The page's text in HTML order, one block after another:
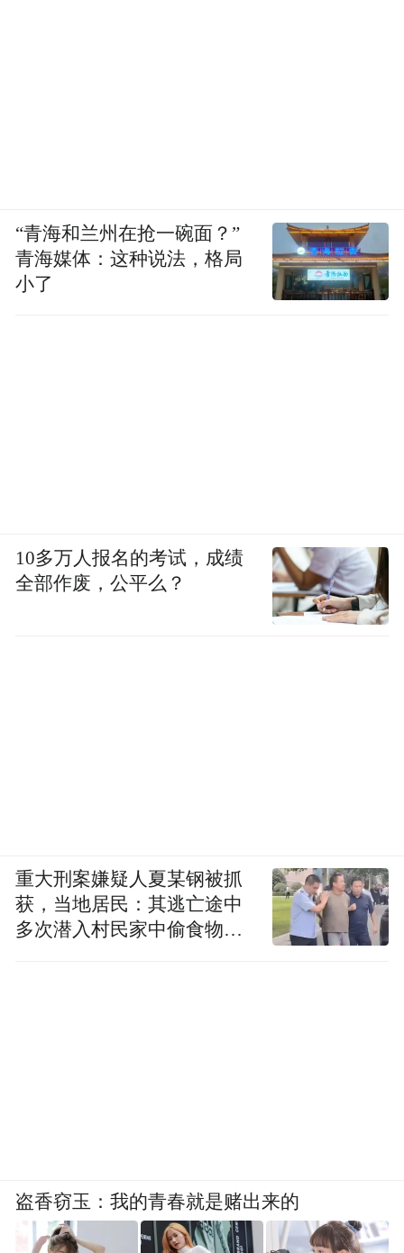
“青海和兰州在抢一碗面？”
青海媒体：这种说法，格局
小了
10多万人报名的考试，成绩
全部作废，公平么？
重大刑案嫌疑人夏某钢被抓
获，当地居民：其逃亡途中
多次潜入村民家中偷食物被
盗香窃玉：我的青春就是赌出来的